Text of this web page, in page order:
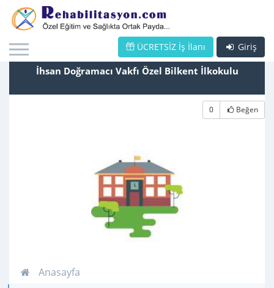
Giriş
ÜCRETSİZ İş İlanı
İhsan Doğramacı Vakfı Özel Bilkent İlkokulu
0 Beğen
Anasayfa